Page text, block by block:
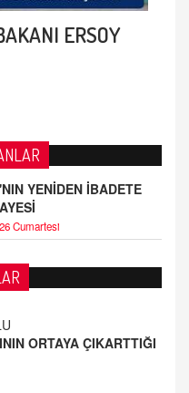
ERSOY
YENİDEN İBADETE
Cumartesi
ORTAYA ÇIKARTTIĞI
ÇIKMAZDA!